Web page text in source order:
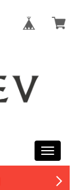
Toggle